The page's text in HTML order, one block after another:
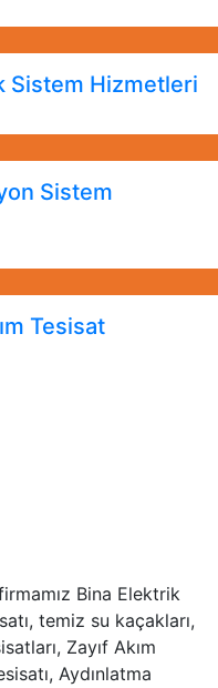
Sistem Hizmetleri
Sistem
Tesisat
Bina Elektrik
temiz su kaçakları,
Zayıf Akım
Aydınlatma